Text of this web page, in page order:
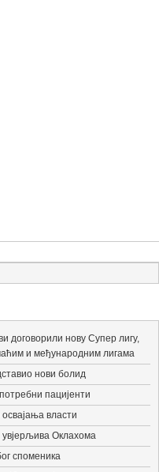
договорили нову Супер лигу,
и међународним лигама
нови болид
пацијенти
освајања власти
Оклахома
споменика